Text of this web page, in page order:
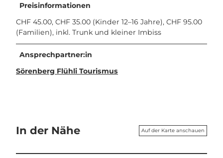
Preisinformationen
CHF 45.00, CHF 35.00 (Kinder 12–16 Jahre), CHF 95.00
(Familien), inkl. Trunk und kleiner Imbiss
Ansprechpartner:in
Sörenberg Flühli Tourismus
In der Nähe Auf der Karte anschauen